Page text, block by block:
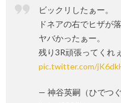
ビックリしたぁー。
ドネアの右でヒザが
ヤバかったぁー。
残り3R頑張ってくれ
pic.twitter.com/
— 神谷英嗣（ひでつ